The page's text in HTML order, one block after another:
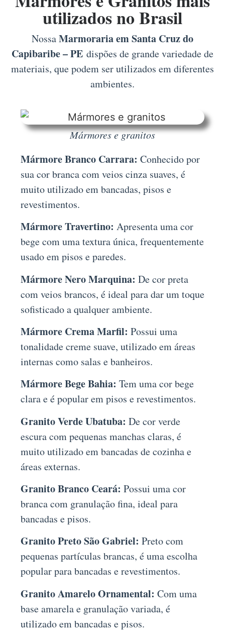
utilizados no Brasil
NossaMarmoraria em Santa Cruz do
Capibaribe – PE dispões de grande variedade de
materiais, que podem ser utilizados em diferentes
ambientes.
Mármores e granitos
Mármore Branco Carrara: Conhecido por
sua cor branca com veios cinza suaves, é
muito utilizado em bancadas, pisos e
revestimentos.
Mármore Travertino: Apresenta uma cor
bege com uma textura única, frequentemente
usado em pisos e paredes.
Mármore Nero Marquina: De cor preta
com veios brancos, é ideal para dar um toque
sofisticado a qualquer ambiente.
Mármore Crema Marfil: Possui uma
tonalidade creme suave, utilizado em áreas
internas como salas e banheiros.
Mármore Bege Bahia: Tem uma cor bege
clara e é popular em pisos e revestimentos.
Granito Verde Ubatuba: De cor verde
escura com pequenas manchas claras, é
muito utilizado em bancadas de cozinha e
áreas externas.
Granito Branco Ceará: Possui uma cor
branca com granulação fina, ideal para
bancadas e pisos.
Granito Preto São Gabriel: Preto com
pequenas partículas brancas, é uma escolha
popular para bancadas e revestimentos.
Granito Amarelo Ornamental: Com uma
base amarela e granulação variada, é
utilizado em bancadas e pisos.